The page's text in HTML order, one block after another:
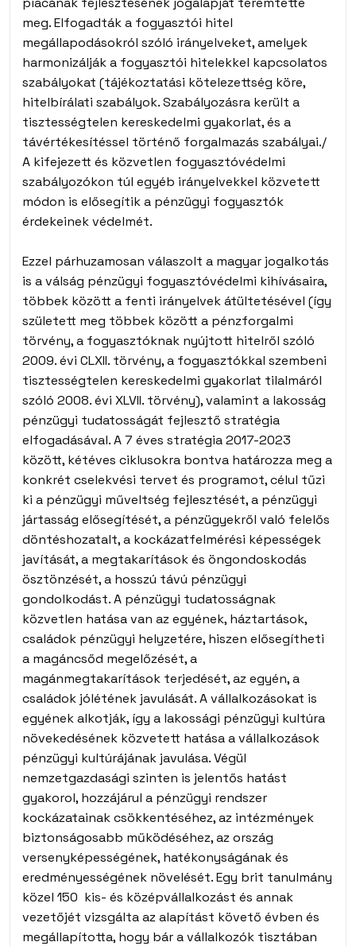
meg. Elfogadták a fogyasztói hitel
megállapodásokról szóló irányelveket, amelyek
harmonizálják a fogyasztói hitelekkel kapcsolatos
szabályokat (tájékoztatási kötelezettség köre,
hitelbírálati szabályok. Szabályozásra került a
tisztességtelen kereskedelmi gyakorlat, és a
távértékesítéssel történő forgalmazás szabályai./
A kifejezett és közvetlen fogyasztóvédelmi
szabályozókon túl egyéb irányelvekkel közvetett
módon is elősegítik a pénzügyi fogyasztók
érdekeinek védelmét.
Ezzel párhuzamosan válaszolt a magyar jogalkotás
is a válság pénzügyi fogyasztóvédelmi kihívásaira,
többek között a fenti irányelvek átültetésével (így
született meg többek között a pénzforgalmi
törvény, a fogyasztóknak nyújtott hitelről szóló
2009. évi CLXII. törvény, a fogyasztókkal szembeni
tisztességtelen kereskedelmi gyakorlat tilalmáról
szóló 2008. évi XLVII. törvény), valamint a lakosság
pénzügyi tudatosságát fejlesztő stratégia
elfogadásával. A 7 éves stratégia 2017-2023
között, kétéves ciklusokra bontva határozza meg a
konkrét cselekvési tervet és programot, célul tűzi
ki a pénzügyi műveltség fejlesztését, a pénzügyi
jártasság elősegítését, a pénzügyekről való felelős
döntéshozatalt, a kockázatfelmérési képességek
javítását, a megtakarítások és öngondoskodás
ösztönzését, a hosszú távú pénzügyi
gondolkodást. A pénzügyi tudatosságnak
közvetlen hatása van az egyének, háztartások,
családok pénzügyi helyzetére, hiszen elősegítheti
a magáncsőd megelőzését, a
magánmegtakarítások terjedését, az egyén, a
családok jólétének javulását. A vállalkozásokat is
egyének alkotják, így a lakossági pénzügyi kultúra
növekedésének közvetett hatása a vállalkozások
pénzügyi kultúrájának javulása. Végül
nemzetgazdasági szinten is jelentős hatást
gyakorol, hozzájárul a pénzügyi rendszer
kockázatainak csökkentéséhez, az intézmények
biztonságosabb működéséhez, az ország
versenyképességének, hatékonyságának és
eredményességének növelését. Egy brit tanulmány
közel 150 kis- és középvállalkozást és annak
vezetőjét vizsgálta az alapítást követő évben és
megállapította, hogy bár a vállalkozók tisztában